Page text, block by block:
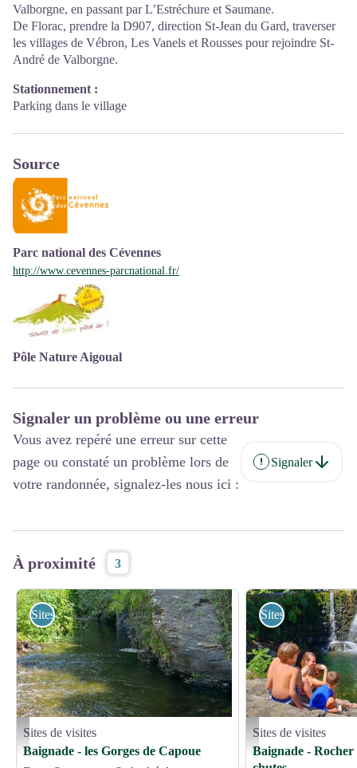
Valborgne, en passant par L’Estréchure et Saumane.
De Florac, prendre la D907, direction St-Jean du Gard, traverser
les villages de Vébron, Les Vanels et Rousses pour rejoindre St-
André de Valborgne.
Stationnement :
Parking dans le village
Source
Parc national des Cévennes
http://www.cevennes-parcnational.fr/
Pôle Nature Aigoual
Signaler un problème ou une erreur
Vous avez repéré une erreur sur cette
page ou constaté un problème lors de
votre randonnée, signalez-les nous ici :
Signaler
À proximité 3
Gardon de st jean - OTMACC
Sites de visites
Sites de visites
Baignade - les Gorges de Capoue
La cascade St André de
Sites de visites
Sites de visites
Baignade - Rocher